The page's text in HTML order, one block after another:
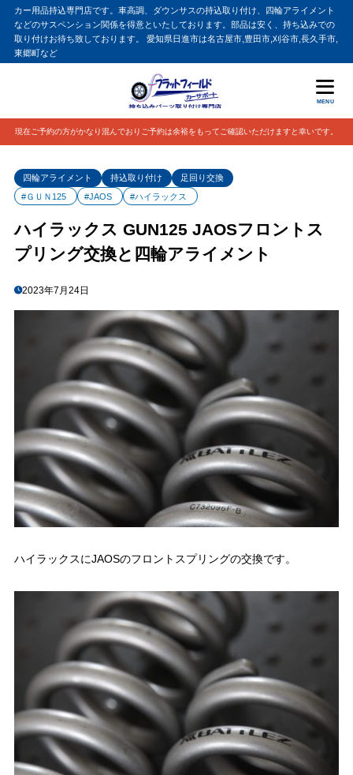
カー用品持込専門店です。車高調、ダウンサスの持込取り付け、四輪アライメント
などのサスペンション関係を得意といたしております。部品は安く、持ち込みでの
取り付けお待ち致しております。 愛知県日進市は名古屋市,豊田市,刈谷市,長久手市,
東郷町など
MENU
現在ご予約の方がかなり混んでおりご予約は余裕をもってご確認いただけますと幸いです。
四輪アライメント 持込取り付け
足回り交換
#ＧＵＮ125
#JAOS #ハイラックス
ハイラックス GUN125 JAOSフロントス
プリング交換と四輪アライメント
2023年7月24日
ハイラックスにJAOSのフロントスプリングの交換です。